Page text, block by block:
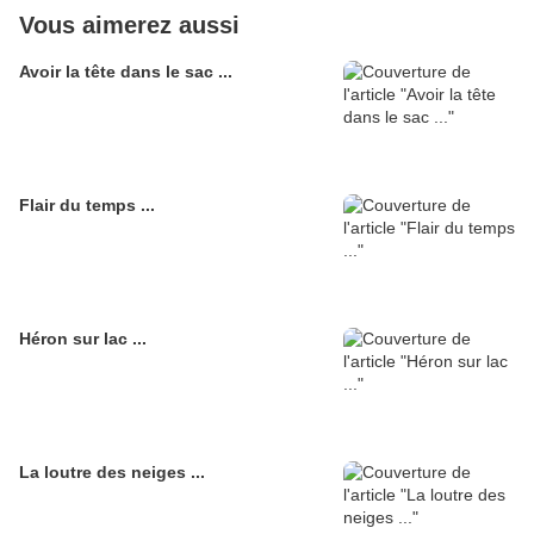
Vous aimerez aussi
Avoir la tête dans le sac ...
Flair du temps ...
Héron sur lac ...
La loutre des neiges ...